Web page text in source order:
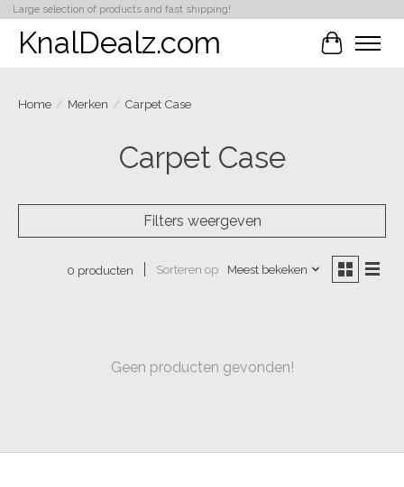
Large selection of products and fast shipping!
KnalDealz.com
Home / Merken / Carpet Case
Carpet Case
Filters weergeven
0 producten Sorteren op Meest bekeken
Geen producten gevonden!